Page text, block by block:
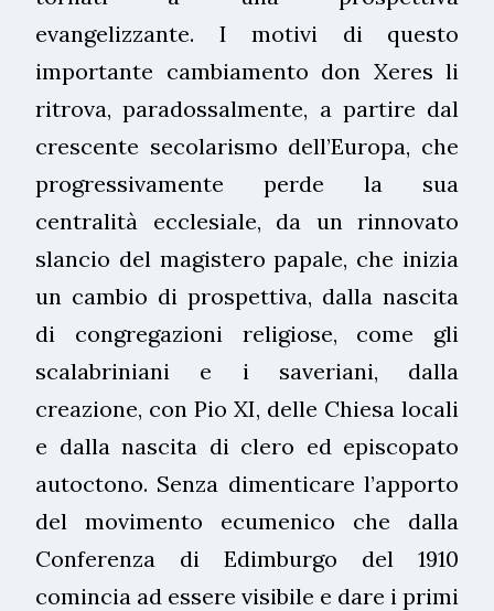
evangelizzante. I motivi di questo
importante cambiamento don Xeres li
ritrova, paradossalmente, a partire dal
crescente secolarismo dell’Europa, che
progressivamente perde la sua
centralità ecclesiale, da un rinnovato
slancio del magistero papale, che inizia
un cambio di prospettiva, dalla nascita
di congregazioni religiose, come gli
scalabriniani e i saveriani, dalla
creazione, con Pio XI, delle Chiesa locali
e dalla nascita di clero ed episcopato
autoctono. Senza dimenticare l’apporto
del movimento ecumenico che dalla
Conferenza di Edimburgo del 1910
comincia ad essere visibile e dare i primi